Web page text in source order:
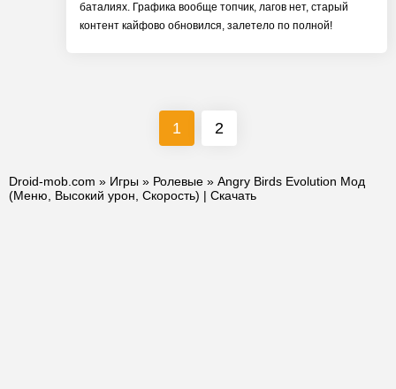
баталиях. Графика вообще топчик, лагов нет, старый
контент кайфово обновился, залетело по полной!
1 2
Droid-mob.com » Игры » Ролевые » Angry Birds Evolution Мод
(Меню, Высокий урон, Скорость) | Скачать